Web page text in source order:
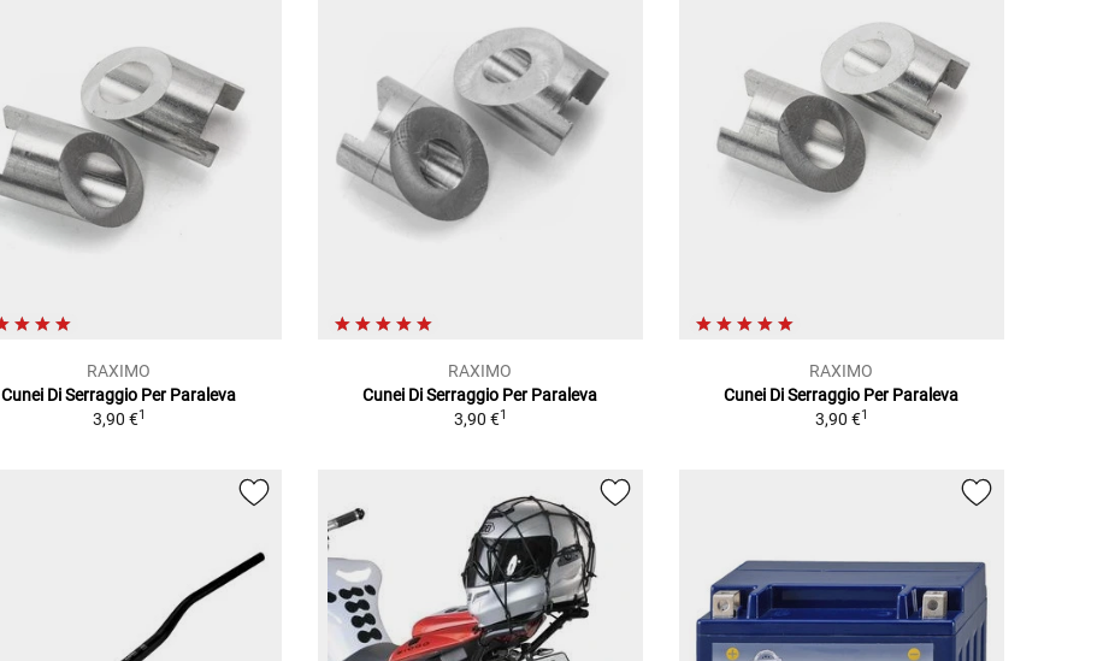
RAXIMO
Cunei Di Serraggio Per Paraleva
3,90 €1
RAXIMO
Cunei Di Serraggio Per Paraleva
3,90 €1
RAXIMO
Cunei Di Serraggio Per Paraleva
3,90 €1